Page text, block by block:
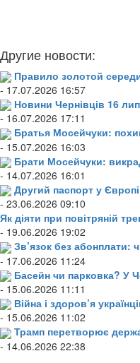
Другие новости:
Правило золотой
- 17.07.2026 16:57
Новини Чернівців 16
- 16.07.2026 17:11
Братья Мосейчуки:
- 15.07.2026 16:03
Брати Мосейчуки:
- 14.07.2026 16:01
Другий паспорт у
- 23.06.2026 09:10
Як діяти при повітряній
- 19.06.2026 19:02
Зв’язок без абонплати:
- 17.06.2026 11:24
Басейн чи парковка? У
- 15.06.2026 11:11
Війна і здоров’я
- 15.06.2026 11:02
Трамп перетворює
- 14.06.2026 22:38